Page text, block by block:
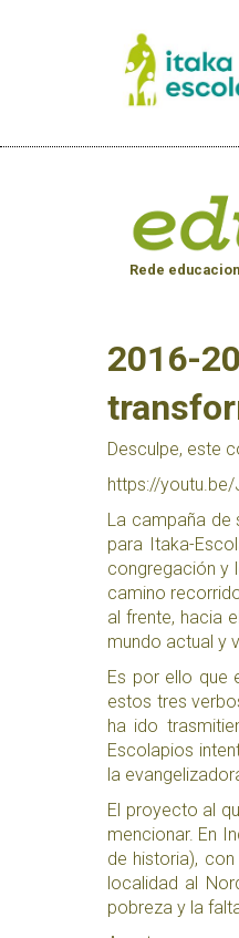
Rede
2016-
Desculpe, este
https://youtu.be/
La campaña de
para Itaka-
congregación y
camino
al frente, hacia
mundo actual y
Es por ello que
estos tres
ha ido
Escolapios
la
El proyecto al
mencionar. En
de historia),
localidad al
pobreza y la